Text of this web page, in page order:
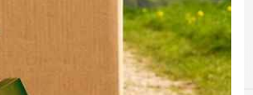
Economia